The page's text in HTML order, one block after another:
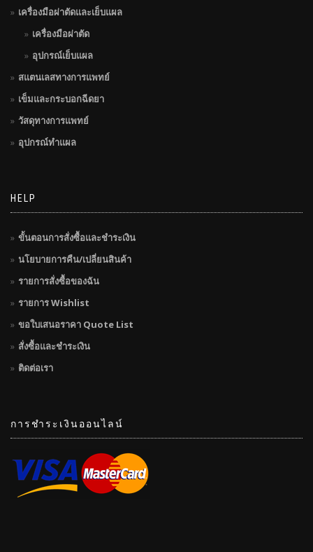
เครื่องมือผ่าตัดและเย็บแผล
เครื่องมือผ่าตัด
อุปกรณ์เย็บแผล
สแตนเลสทางการแพทย์
เข็มและกระบอกฉีดยา
วัสดุทางการแพทย์
อุปกรณ์ทำแผล
HELP
ขั้นตอนการสั่งซื้อและชำระเงิน
นโยบายการคืน/เปลี่ยนสินค้า
รายการสั่งซื้อของฉัน
รายการ Wishlist
ขอใบเสนอราคา Quote List
สั่งซื้อและชำระเงิน
ติดต่อเรา
การชำระเงินออนไลน์